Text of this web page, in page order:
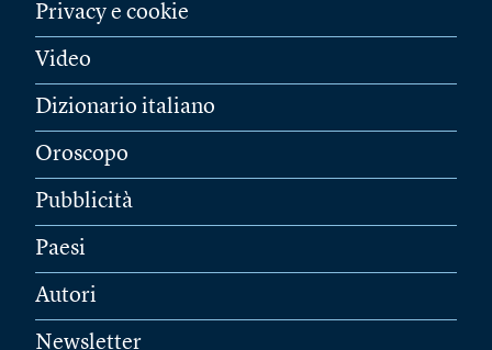
Privacy e cookie
Video
Dizionario italiano
Oroscopo
Pubblicità
Paesi
Autori
Newsletter